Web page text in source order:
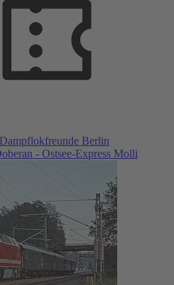
Berlin
- Ostsee-Express Molli